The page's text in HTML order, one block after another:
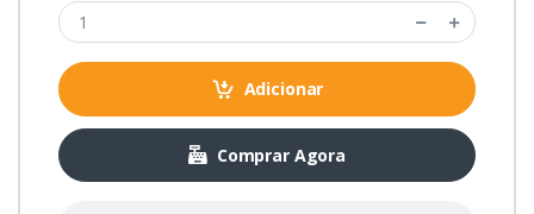
Adicionar
Comprar Agora